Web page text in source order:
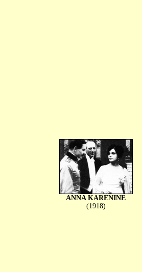
ANNA KARÉNINE
(1918)